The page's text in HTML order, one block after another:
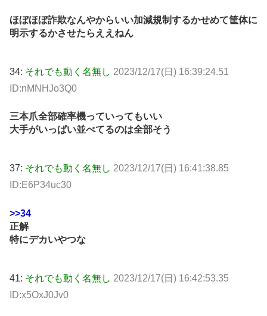
ほぼほぼ詐欺なんやからいい加減規制するかせめて筐体に
明示するかさせたらええねん
34: それでも動く名無し 2023/12/17(日) 16:39:24.51
ID:nMNHJo3Q0
三本爪全部確率機っていってもいい
大手がいっぱい並べてるのは全部そう
37: それでも動く名無し 2023/12/17(日) 16:41:38.85
ID:E6P34uc30
>>34
正解
特にデカいやつな
41: それでも動く名無し 2023/12/17(日) 16:42:53.35
ID:x5OxJ0Jv0